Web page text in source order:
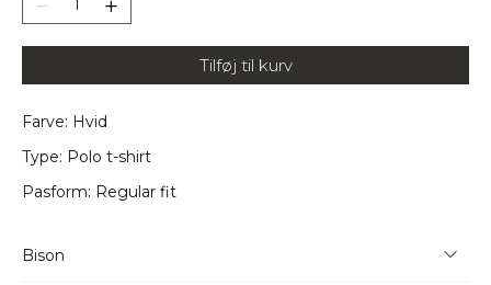
Tilføj til kurv
Farve: Hvid
Type: Polo t-shirt
Pasform: Regular fit
Bison